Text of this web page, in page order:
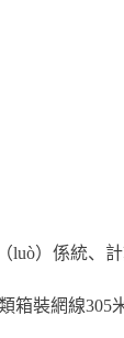
luò）係統、
箱裝網線305米